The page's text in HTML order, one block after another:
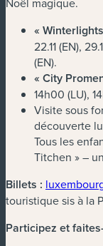
«
22.11 (EN),
(EN).
« City
14h00 (LU),
Visite sous
découverte
Tous les
Titchen » –
Billets :
touristique sis à la
Participez et